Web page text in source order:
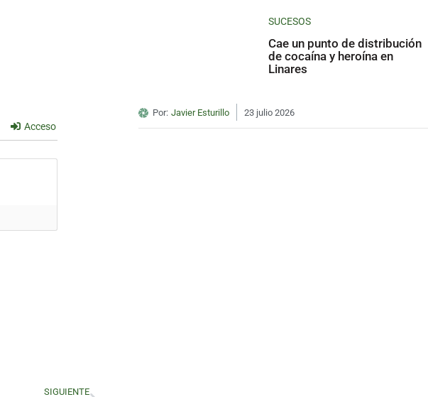
Acceso
SIGUIENTE
SUCESOS
Cae un punto de distribución
de cocaína y heroína en
Linares
Por: Javier Esturillo 23 julio 2026